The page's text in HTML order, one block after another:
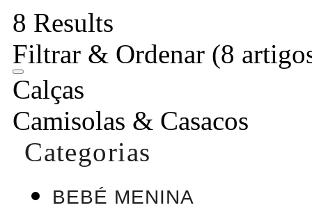
8 Results
Filtrar & Ordenar (8
Calças
Camisolas & Casacos
Categorias
BEBÉ MENINA